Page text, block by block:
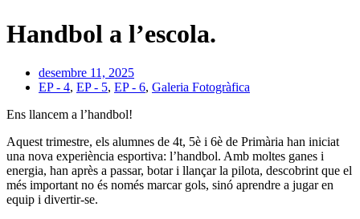
Handbol a l’escola.
desembre 11, 2025
EP - 4, EP - 5, EP - 6, Galeria Fotogràfica
Ens llancem a l’handbol!
Aquest trimestre, els alumnes de 4t, 5è i 6è de Primària han iniciat
una nova experiència esportiva: l’handbol. Amb moltes ganes i
energia, han après a passar, botar i llançar la pilota, descobrint que el
més important no és només marcar gols, sinó aprendre a jugar en
equip i divertir-se.